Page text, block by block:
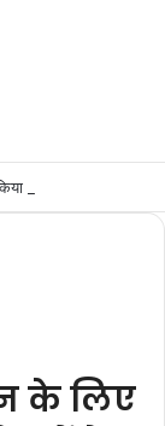
नमन
के लिए